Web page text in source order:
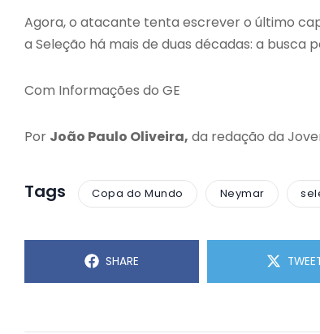
Agora, o atacante tenta escrever o último
a Seleção há mais de duas décadas: a busca
Com Informações do GE
Por João Paulo Oliveira, da redação da
Tags Copa do Mundo Neymar
SHARE